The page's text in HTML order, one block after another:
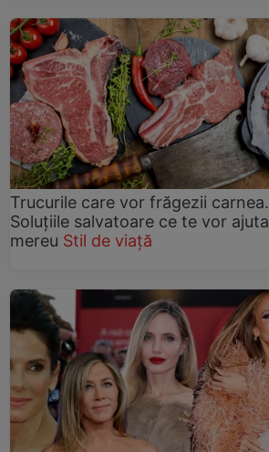
Trucurile care vor frăgezii carnea.
Soluțiile salvatoare ce te vor ajuta
mereu Stil de viață